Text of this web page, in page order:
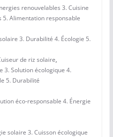
renouvelables 3. Cuisine
5. Alimentation responsable
3. Durabilité 4. Écologie 5.
de riz solaire,
3. Solution écologique 4.
5. Durabilité
éco-responsable 4. Énergie
solaire 3. Cuisson écologique